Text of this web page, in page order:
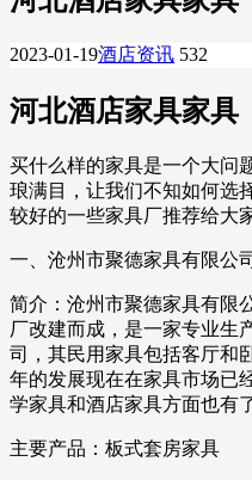
2023-01-19酒店资讯 532
河北酒店家具家具
买什么样的家具是一个大问
琅满目，让我们不知如何选
较好的一些家具厂推荐给大
一、沧州市聚德家具有限公司
简介：沧州市聚德家具有限
厂改建而成，是一家专业生
司，其民用家具包括客厅和
年的发展现在在家具市场已
学家具和酒店家具方面也有
主要产品：板式套房家具